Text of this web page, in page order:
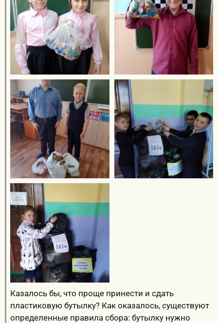
Казалось бы, что проще принести и сдать
пластиковую бутылку? Как оказалось, существуют
определенные правила сбора: бутылку нужно